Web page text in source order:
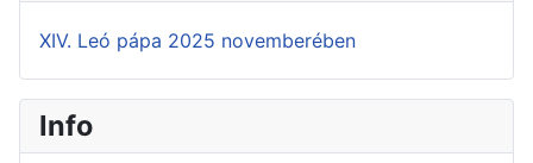
XIV. Leó pápa 2025 novemberében
Info